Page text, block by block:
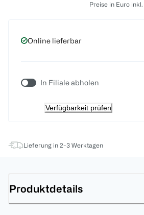
Preise in Euro
Online lieferbar
In Filiale abholen
Verfügbarkeit prüfen
Lieferung in 2-3 Werktagen
Produktdetails